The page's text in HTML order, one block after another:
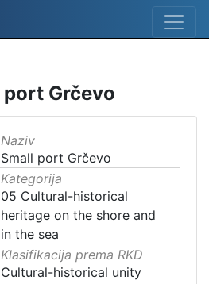
port Grčevo
Naziv
Small port Grčevo
Kategorija
05 Cultural-historical
heritage on the shore and
in the sea
Klasifikacija prema RKD
Cultural-historical unity